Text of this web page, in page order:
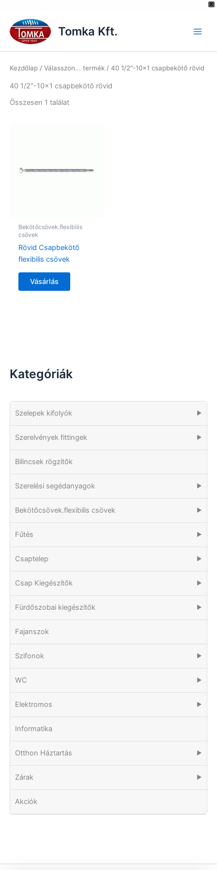
X
content
Tomka Kft.
Kategóriák
Szelepek kifolyók ▶
Szerelvények fittingek ▶
Bilincsek rögzítők
Szerelési segédanyagok ▶
Bekötőcsövek.flexibilis csövek ▶
Fűtés ▶
Csaptelep ▶
Csap Kiegészítők ▶
Fürdőszobai kiegészítők ▶
Fajanszok
Szifonok ▶
WC ▶
Elektromos ▶
Informatika
Otthon Háztartás ▶
Zárak ▶
Akciók
Kezdőlap / Válasszon... termék / 40 1/2″-10×1 csapbekötő rövid
40 1/2″-10×1 csapbekötő rövid
Összesen 1 találat
Bekötőcsövek.flexibilis
csövek
Rövid Csapbekötő
flexibilis csövek
Vásárlás